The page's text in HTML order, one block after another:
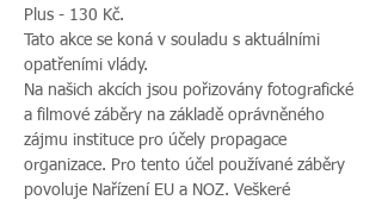
Plus - 130 Kč.
Tato akce se koná v souladu s aktuálními
opatřeními vlády.
Na našich akcích jsou pořizovány fotografické
a filmové záběry na základě oprávněného
zájmu instituce pro účely propagace
organizace. Pro tento účel používané záběry
povoluje Nařízení EU a NOZ. Veškeré